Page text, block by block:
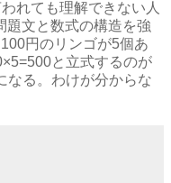
れても理解できない人
題文と数式の構造を強
円のリンゴが5個あ
と立式するのが
なる。わけが分からな